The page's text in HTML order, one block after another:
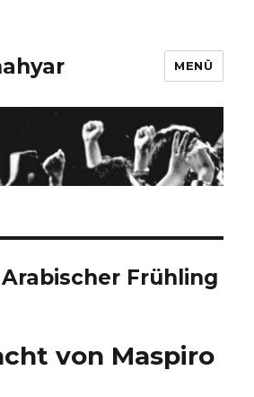
MENÜ
Arabischer Frühling
von Maspiro